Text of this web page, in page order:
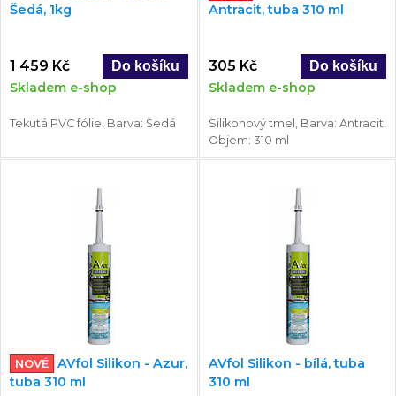
Šedá, 1kg
1 459 Kč
Skladem e-shop
Tekutá PVC fólie, Barva: Šedá
Antracit, tuba 310 ml
305 Kč
Skladem e-shop
Silikonový tmel, Barva: Antracit,
Objem: 310 ml
NOVÉ
AVfol Silikon - Azur,
tuba 310 ml
AVfol Silikon - bílá, tuba
310 ml